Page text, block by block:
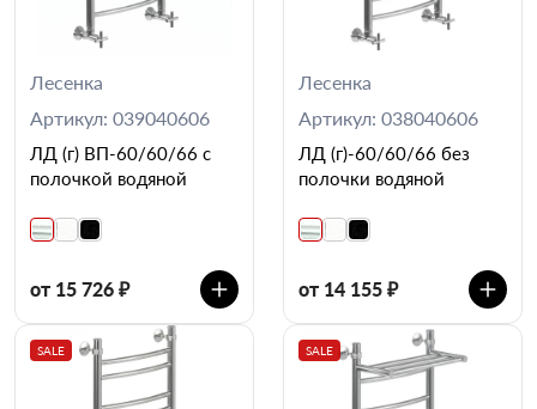
Лесенка
Артикул: 039040606
ЛД (г) ВП-60/60/66 с
полочкой водяной
от 15 726 ₽
Лесенка
Артикул: 038040606
ЛД (г)-60/60/66 без
полочки водяной
от 14 155 ₽
SALE SALE